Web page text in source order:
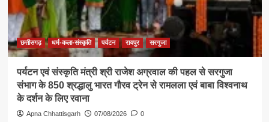
शक्ति
राजेश
अग्रवाल
छत्तीसगढ़ धर्म-कला-संस्कृति पर्यटन रायपुर सरगुजा
पर्यटन एवं संस्कृति मंत्री श्री राजेश अग्रवाल की पहल से सरगुजा
संभाग के 850 श्रद्धालु भारत गौरव ट्रेन से रामलला एवं बाबा विश्वनाथ
के दर्शन के लिए रवाना
Apna Chhattisgarh 07/08/2026 0